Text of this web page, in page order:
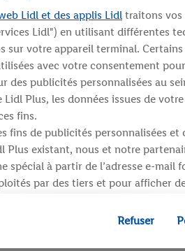
Lidl et des applis Lidl traitons vos
Lidl") en utilisant différentes
sur votre appareil terminal.
avec votre consentement
publicités personnalisées au
Plus, les données issues de
fins.
fins de publicités personnalisées
Plus existant, nous et notre
spécial à partir de l’adresse e-mail
par des tiers et pour afficher
dispose Criteo S.A.
liées au reciblage, c’est-à-dire
Refuser